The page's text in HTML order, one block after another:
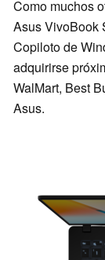
Como muchos
Asus VivoBook
Copiloto de
adquirirse
WalMart, Best
Asus.